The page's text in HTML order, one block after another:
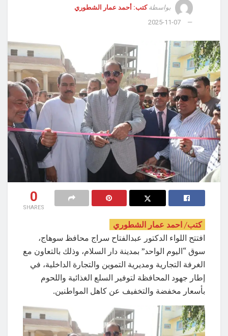
بواسطة كتب: أحمد عمار الشطوري
2025-11-07
0
SHARES
كتب/ احمد عمار الشطوري
افتتح اللواء الدكتور عبدالفتاح سراج محافظ سوهاج،
سوق “اليوم الواحد” بمدينة دار السلام، وذلك بالتعاون مع
الغرفة التجارية ومديرية التموين والتجارة الداخلية، في
إطار جهود المحافظة لتوفير السلع الغذائية واللحوم
بأسعار مخفضة والتخفيف عن كاهل المواطنين.